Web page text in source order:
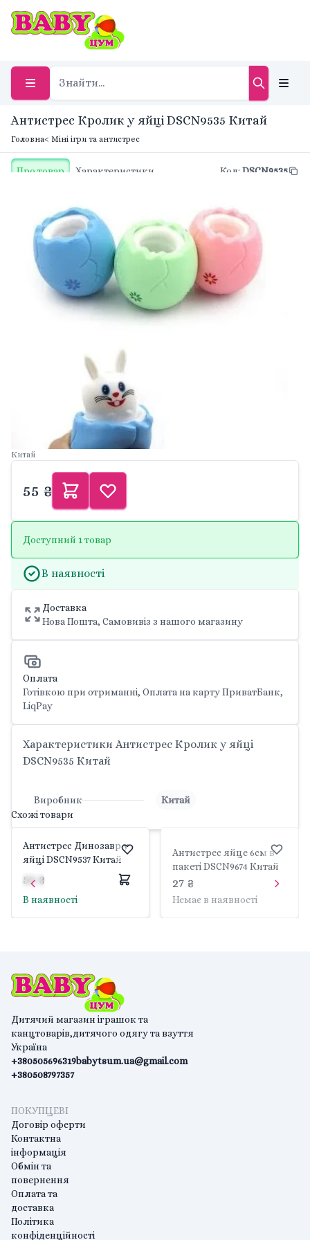
Антистрес Кролик у яйці DSCN9535 Китай
Головна< Міні ігри та антистрес
Про товар Характеристики Код: DSCN9535
Китай
55 ₴
Доступний 1 товар
В наявності
Доставка
Нова Пошта, Самовивіз з нашого магазину
Оплата
Готівкою при отриманні, Оплата на карту ПриватБанк,
LiqPay
Характеристики Антистрес Кролик у яйці
DSCN9535 Китай
Виробник
Китай
Схожі товари
Антистрес Динозавр у
яйці DSCN9537 Китай
52 ₴
В наявності
Антистрес яйце 6см в
пакеті DSCN9674 Китай
27 ₴
Немає в наявності
Дитячий магазин іграшок та
канцтоварів,дитячого одягу та взуття
Україна
+380505696319
+380508797357
babytsum.ua@gmail.com
ПОКУПЦЕВІ
Договір оферти
Контактна
інформація
Обмін та
повернення
Оплата та
доставка
Політика
конфіденційності